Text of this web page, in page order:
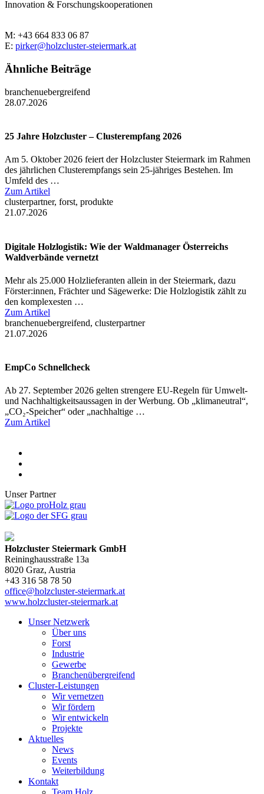
Innovation & Forschungskooperationen
M: +43 664 833 06 87
E: pirker@holzcluster-steiermark.at
Ähnliche Beiträge
branchenuebergreifend
28.07.2026
25 Jahre Holzcluster – Clusterempfang 2026
Am 5. Oktober 2026 feiert der Holzcluster Steiermark im Rahmen
des jährlichen Clusterempfangs sein 25-jähriges Bestehen. Im
Umfeld des …
Zum Artikel
clusterpartner, forst, produkte
21.07.2026
Digitale Holzlogistik: Wie der Waldmanager Österreichs
Waldverbände vernetzt
Mehr als 25.000 Holzlieferanten allein in der Steiermark, dazu
Förster:innen, Frächter und Sägewerke: Die Holzlogistik zählt zu
den komplexesten …
Zum Artikel
branchenuebergreifend, clusterpartner
21.07.2026
EmpCo Schnellcheck
Ab 27. September 2026 gelten strengere EU-Regeln für Umwelt-
und Nachhaltigkeitsaussagen in der Werbung. Ob „klimaneutral“,
„CO₂-Speicher“ oder „nachhaltige …
Zum Artikel
Unser Partner
Holzcluster Steiermark GmbH
Reininghausstraße 13a
8020 Graz, Austria
+43 316 58 78 50
office@holzcluster-steiermark.at
www.holzcluster-steiermark.at
Unser Netzwerk
Über uns
Forst
Industrie
Gewerbe
Branchenübergreifend
Cluster-Leistungen
Wir vernetzen
Wir fördern
Wir entwickeln
Projekte
Aktuelles
News
Events
Weiterbildung
Kontakt